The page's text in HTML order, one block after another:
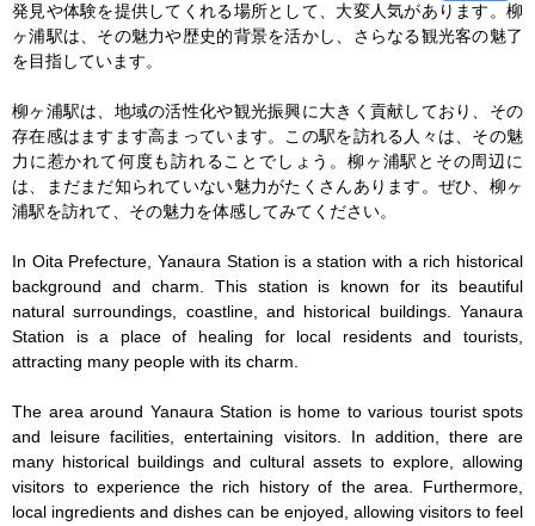
発見や体験を提供してくれる場所として、大変人気があります。柳
ヶ浦駅は、その魅力や歴史的背景を活かし、さらなる観光客の魅了
を目指しています。
柳ヶ浦駅は、地域の活性化や観光振興に大きく貢献しており、その
存在感はますます高まっています。この駅を訪れる人々は、その魅
力に惹かれて何度も訪れることでしょう。柳ヶ浦駅とその周辺に
は、まだまだ知られていない魅力がたくさんあります。ぜひ、柳ヶ
浦駅を訪れて、その魅力を体感してみてください。
In Oita Prefecture, Yanaura Station is a station with a rich historical
background and charm. This station is known for its beautiful
natural surroundings, coastline, and historical buildings. Yanaura
Station is a place of healing for local residents and tourists,
attracting many people with its charm.
The area around Yanaura Station is home to various tourist spots
and leisure facilities, entertaining visitors. In addition, there are
many historical buildings and cultural assets to explore, allowing
visitors to experience the rich history of the area. Furthermore,
local ingredients and dishes can be enjoyed, allowing visitors to feel